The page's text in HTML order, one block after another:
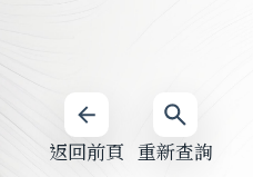
重新查詢
返回前頁